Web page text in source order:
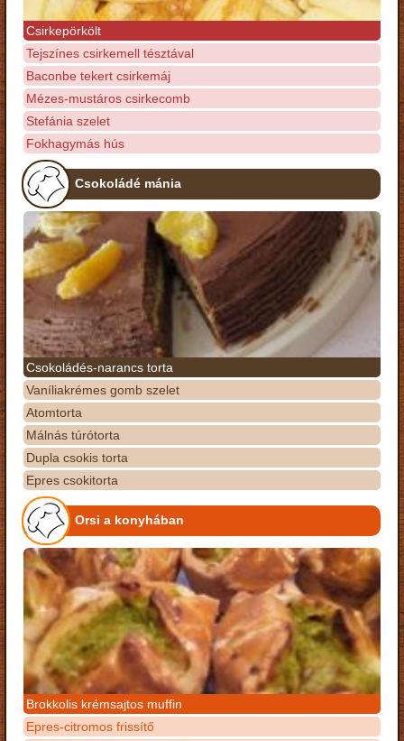
Csirkepörkölt
Tejszínes csirkemell tésztával
Baconbe tekert csirkemáj
Mézes-mustáros csirkecomb
Stefánia szelet
Fokhagymás hús
Csokoládé mánia
Csokoládés-narancs torta
Vaníliakrémes gomb szelet
Atomtorta
Málnás túrótorta
Dupla csokis torta
Epres csokitorta
Orsi a konyhában
Brokkolis krémsajtos muffin
Epres-citromos frissítő